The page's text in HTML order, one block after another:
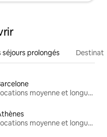
prolongés
Locations moyenne et longue durée
Locations moyenne et longue durée